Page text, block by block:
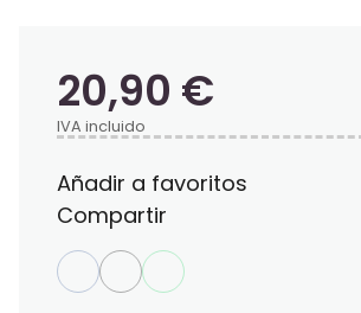
20,90 €
IVA incluido
Añadir a favoritos
Compartir